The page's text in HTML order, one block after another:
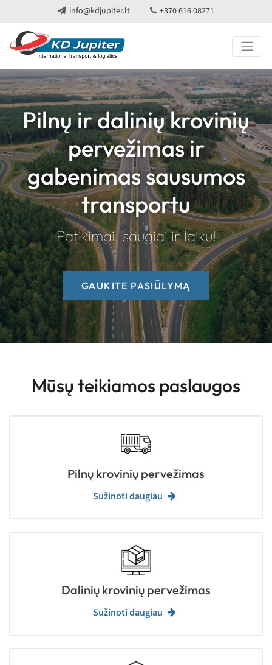
info@kdjupiter.lt +370 616 08271
Pilnų ir dalinių krovinių
pervežimas ir
gabenimas sausumos
transportu
Patikimai, saugiai ir laiku!
GAUKITE PASIŪLYMĄ
Mūsų teikiamos paslaugos
Pilnų krovinių pervežimas
Sužinoti daugiau
Dalinių krovinių pervežimas
Sužinoti daugiau